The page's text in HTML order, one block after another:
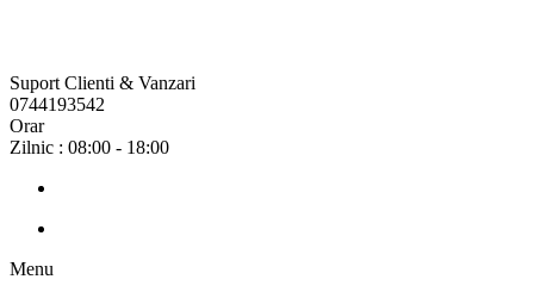
Suport Clienti & Vanzari
0744193542
Orar
Zilnic : 08:00 - 18:00
Menu